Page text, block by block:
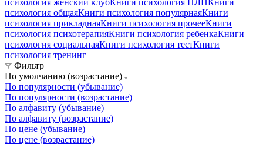
психология общаяКниги психология популярнаяКниги
психология прикладнаяКниги психология прочееКниги
психология психотерапияКниги психология ребенкаКниги
психология социальнаяКниги психология тестКниги
психология тренинг
Фильтр
По умолчанию (возрастание)
По популярности (убывание)
По популярности (возрастание)
По алфавиту (убывание)
По алфавиту (возрастание)
По цене (убывание)
По цене (возрастание)